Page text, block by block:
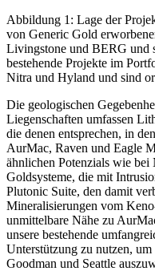
Abbildung 1: Lage der
von Generic Gold
Livingstone und BERG und
bestehende Projekte im
Nitra und Hyland und sind
Die geologischen
Liegenschaften umfassen
die denen entsprechen, in
AurMac, Raven und Eagle
ähnlichen Potenzials wie
Goldsysteme, die mit
Plutonic Suite, den damit
Mineralisierungen vom
unmittelbare Nähe zu
unsere bestehende
Unterstützung zu nutzen,
Goodman und Seattle